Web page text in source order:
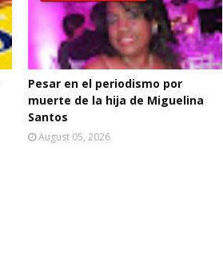
Pesar en el periodismo por
muerte de la hija de Miguelina
Santos
August 05, 2026